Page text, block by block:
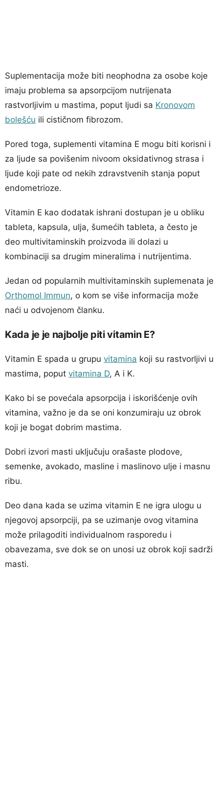
Suplementacija može biti neophodna za osobe koje
imaju problema sa apsorpcijom nutrijenata
rastvorljivim u mastima, poput ljudi sa Kronovom
bolešću ili cističnom fibrozom.
Pored toga, suplementi vitamina E mogu biti korisni i
za ljude sa povišenim nivoom oksidativnog strasa i
ljude koji pate od nekih zdravstvenih stanja poput
endometrioze.
Vitamin E kao dodatak ishrani dostupan je u obliku
tableta, kapsula, ulja, šumećih tableta, a često je
deo multivitaminskih proizvoda ili dolazi u
kombinaciji sa drugim mineralima i nutrijentima.
Jedan od popularnih multivitaminskih suplemenata je
Orthomol Immun, o kom se više informacija može
naći u odvojenom članku.
Kada je je najbolje piti vitamin E?
Vitamin E spada u grupu vitamina koji su rastvorljivi u
mastima, poput vitamina D, A i K.
Kako bi se povećala apsorpcija i iskorišćenje ovih
vitamina, važno je da se oni konzumiraju uz obrok
koji je bogat dobrim mastima.
Dobri izvori masti uključuju orašaste plodove,
semenke, avokado, masline i maslinovo ulje i masnu
ribu.
Deo dana kada se uzima vitamin E ne igra ulogu u
njegovoj apsorpciji, pa se uzimanje ovog vitamina
može prilagoditi individualnom rasporedu i
obavezama, sve dok se on unosi uz obrok koji sadrži
masti.